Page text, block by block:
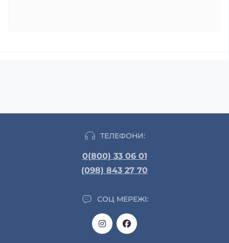
ТЕЛЕФОНИ:
0(800) 33 06 01
(098) 843 27 70
СОЦ МЕРЕЖІ: